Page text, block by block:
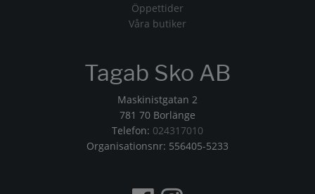
Öppettider
Våra butiker
Tagab Sko AB
Maskinistgatan 2
781 70 Borlänge
Telefon: 024317010
Organisationsnr: 556405-5233